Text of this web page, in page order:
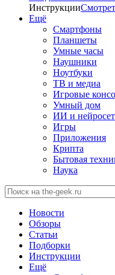
Инструкции
Ещё
Смартфоны
Планшеты
Умные часы
Наушники
Ноутбуки
ТВ и медиа
Игровые
Умный дом
ИИ и
Игры
Приложения
Крипта
Бытовая
Наука
Новости
Обзоры
Статьи
Подборки
Инструкции
Ещё